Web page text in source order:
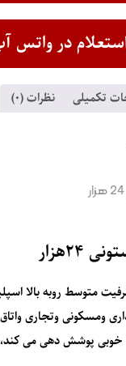
در واتس
تکمیلی نظرات (0)
متوسط روبه بالا
ومسکونی وتجاری
رابه خوبی پوشش دهی می